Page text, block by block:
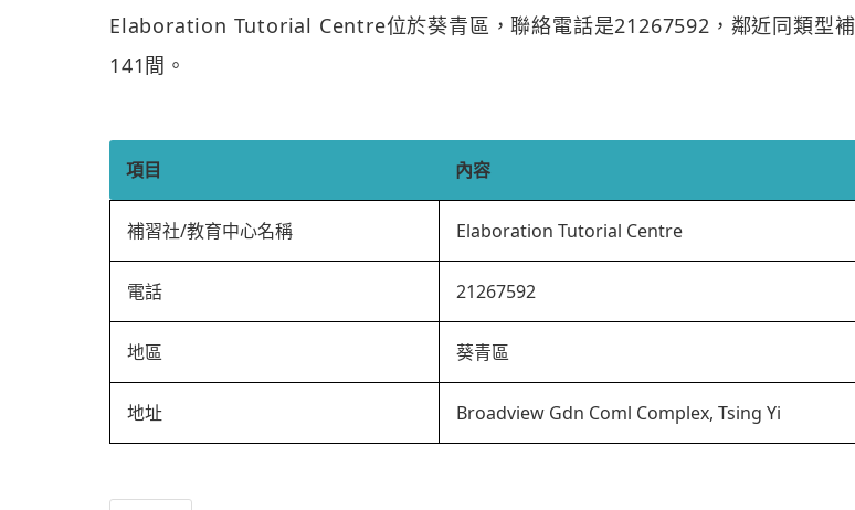
Elaboration Tutorial Centre位於葵青區，聯絡電話是21267592，鄰近同類型
141間。
項目 內容
補習社/教育中心名稱 Elaboration Tutorial Centre
電話 21267592
地區 葵青區
地址 Broadview Gdn Coml Complex, Tsing Yi